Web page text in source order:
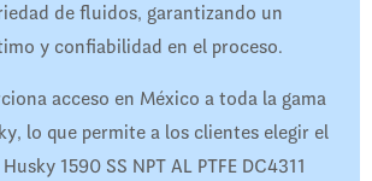
de fluidos, garantizando un
y confiabilidad en el proceso.
acceso en México a toda la gama
lo que permite a los clientes elegir el
1590 SS NPT AL PTFE DC4311